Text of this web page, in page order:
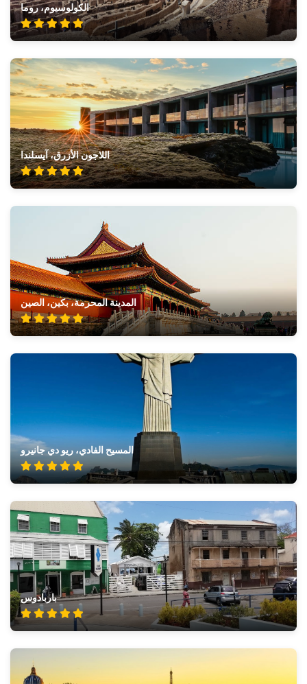
الكولوسيوم، روما
اللاجون الأزرق، آيسلندا
المدينة المحرمة، بكين، الصين
المسيح الفادي، ريو دي جانيرو
باربادوس